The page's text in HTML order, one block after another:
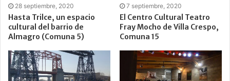
28 septiembre, 2020
Hasta Trilce, un espacio
cultural del barrio de
Almagro (Comuna 5)
7 septiembre, 2020
El Centro Cultural Teatro
Fray Mocho de Villa Crespo,
Comuna 15